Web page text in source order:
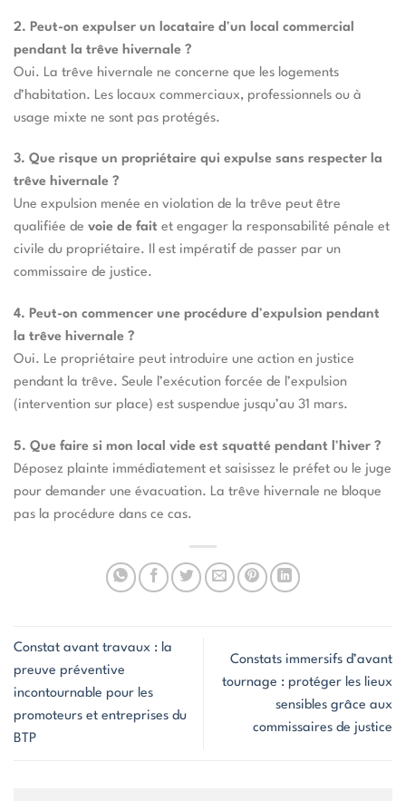
2. Peut-on expulser un locataire d ’un local commercial
pendant la trêve hivernale ?
Oui. La trêve hivernale ne concerne que les logements
d’habitation. Les locaux commerciaux, professionnels ou à
usage mixte ne sont pas protégés.
3. Que risque un propriétaire qui expulse sans respecter la
trêve hivernale ?
Une expulsion menée en violation de la trêve peut être
qualifiée de voie de fait et engager la responsabilité pénale et
civile du propriétaire. Il est impératif de passer par un
commissaire de justice.
4. Peut-on commencer une procédure d’expulsion pendant
la trêve hivernale ?
Oui. Le propriétaire peut introduire une action en justice
pendant la trêve. Seule l’exécution forcée de l’expulsion
(intervention sur place) est suspendue jusqu’au 31 mars.
5. Que faire si mon local vide est squatté pendant l ’ hiver ?
Déposez plainte immédiatement et saisissez le préfet ou le juge
pour demander une évacuation. La trêve hivernale ne bloque
pas la procédure dans ce cas.
Constat avant travaux : la
preuve préventive
incontournable pour les
promoteurs et entreprises du
BTP
Constats immersifs d’avant
tournage : protéger les lieux
sensibles grâce aux
commissaires de justice